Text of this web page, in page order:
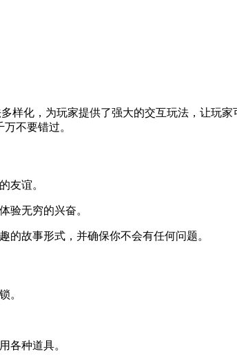
样化，为玩家提供了强大的交互玩法，让玩
不要错过。
友谊。
体验无穷的兴奋。
的故事形式，并确保你不会有任何问题。
。
各种道具。